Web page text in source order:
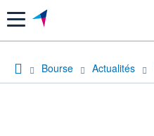
Menu
Bourse Actualités